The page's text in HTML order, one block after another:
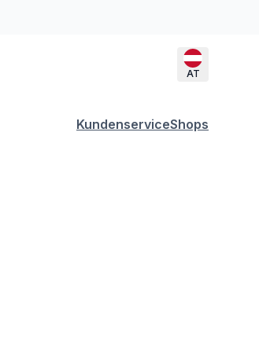
AT
KundenserviceShops